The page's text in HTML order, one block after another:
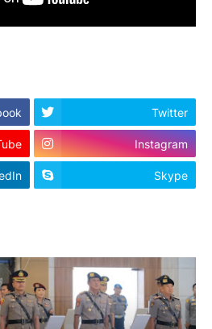
Twitter
Instagram
Skype